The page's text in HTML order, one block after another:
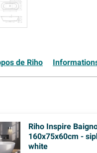
de Riho
Riho Inspire
160x75x60cm -
white